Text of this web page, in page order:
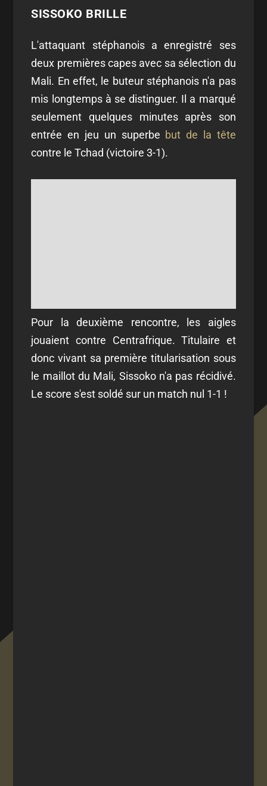
SISSOKO BRILLE
L'attaquant stéphanois a enregistré ses
deux premières capes avec sa sélection du
Mali. En effet, le buteur stéphanois n'a pas
mis longtemps à se distinguer. Il a marqué
seulement quelques minutes après son
entrée en jeu un superbe but de la tête
contre le Tchad (victoire 3-1).
Pour la deuxième rencontre, les aigles
jouaient contre Centrafrique. Titulaire et
donc vivant sa première titularisation sous
le maillot du Mali, Sissoko n'a pas récidivé.
Le score s'est soldé sur un match nul 1-1 !